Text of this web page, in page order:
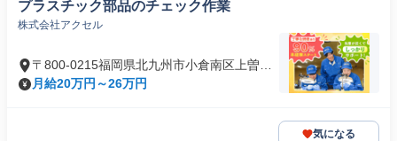
プラスチック部品のチェック作業
株式会社アクセル
〒800-0215福岡県北九州市小倉南区上曽根
新町
月給20万円～26万円
気になる